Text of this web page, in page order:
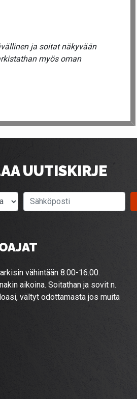
ja soitat näkyvään
myös oman
UUTISKIRJE
vähintään 8.00-16.00.
aikoina. Soitathan ja sovit n.
vältyt odottamasta jos muita